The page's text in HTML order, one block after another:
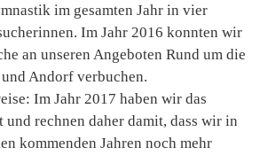
im gesamten Jahr in vier
Im Jahr 2016 konnten wir
an unseren Angeboten Rund um die
Andorf verbuchen.
Im Jahr 2017 haben wir das
und rechnen daher damit, dass wir in
kommenden Jahren noch mehr